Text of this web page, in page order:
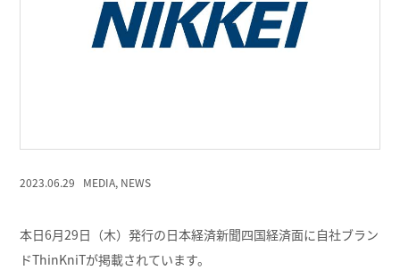
2023.06.29 MEDIA, NEWS
本日6月29日（木）発行の日本経済新聞四国経済面に自社ブラン
ドThinKniTが掲載されています。